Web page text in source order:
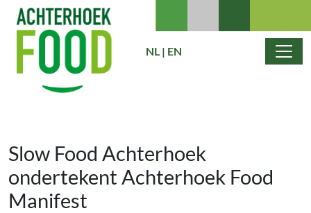
Ga naar de inhoud
Hoofdnavigatie
NL | EN
Slow Food Achterhoek
ondertekent Achterhoek Food
Manifest